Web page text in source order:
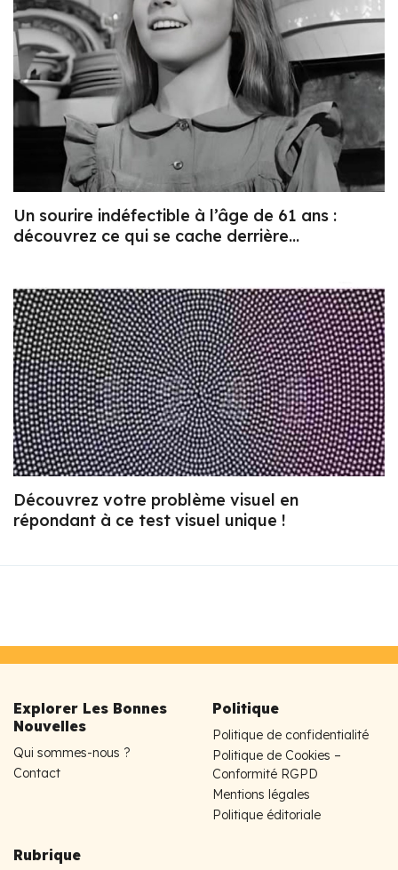
Un sourire indéfectible à l’âge de 61 ans :
découvrez ce qui se cache derrière…
Découvrez votre problème visuel en
répondant à ce test visuel unique !
Explorer Les Bonnes
Nouvelles
Qui sommes-nous ?
Contact
Politique
Politique de confidentialité
Politique de Cookies –
Conformité RGPD
Mentions légales
Politique éditoriale
Rubrique